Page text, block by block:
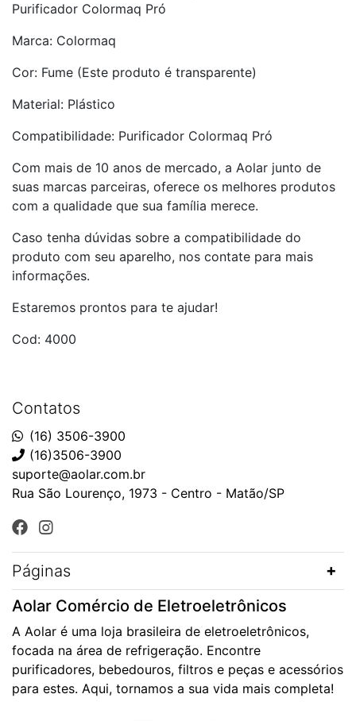
Purificador Colormaq Pró
Marca: Colormaq
Cor: Fume (Este produto é transparente)
Material: Plástico
Compatibilidade: Purificador Colormaq Pró
Com mais de 10 anos de mercado, a Aolar junto de
suas marcas parceiras, oferece os melhores produtos
com a qualidade que sua família merece.
Caso tenha dúvidas sobre a compatibilidade do
produto com seu aparelho, nos contate para mais
informações.
Estaremos prontos para te ajudar!
Cod: 4000
Contatos
(16) 3506-3900
(16)3506-3900
suporte@aolar.com.br
Rua São Lourenço, 1973 - Centro - Matão/SP
Páginas
Aolar Comércio de Eletroeletrônicos
A Aolar é uma loja brasileira de eletroeletrônicos,
focada na área de refrigeração. Encontre
purificadores, bebedouros, filtros e peças e acessórios
para estes. Aqui, tornamos a sua vida mais completa!